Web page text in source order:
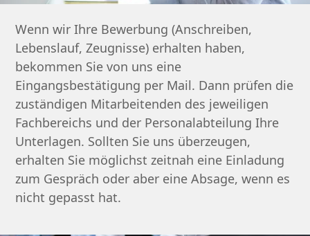
Wenn wir Ihre Bewerbung (Anschreiben,
Lebenslauf, Zeugnisse) erhalten haben,
bekommen Sie von uns eine
Eingangsbestätigung per Mail. Dann prüfen die
zuständigen Mitarbeitenden des jeweiligen
Fachbereichs und der Personalabteilung Ihre
Unterlagen. Sollten Sie uns überzeugen,
erhalten Sie möglichst zeitnah eine Einladung
zum Gespräch oder aber eine Absage, wenn es
nicht gepasst hat.